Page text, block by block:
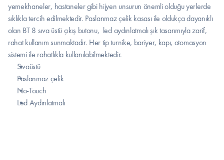
yemekhaneler, hastaneler gibi hijyen unsurun önemli olduğu yerlerde
sıklıkla tercih edilmektedir. Paslanmaz çelik kasası ile oldukça dayanıklı
olan BT 8 sıva üstü çıkış butonu,  led aydınlatmalı şık tasarımıyla zarif,
rahat kullanım sunmaktadır. Her tip turnike, bariyer, kapı, otomasyon
sistemi ile rahatlıkla kullanılabilmektedir.
Sıvaüstü
Paslanmaz çelik
No-Touch
Led Aydınlatmalı